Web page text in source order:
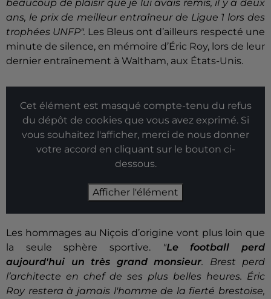
beaucoup de plaisir que je lui avais remis, il y a deux
ans, le prix de meilleur entraîneur de Ligue 1 lors des
trophées UNFP". Les Bleus ont d’ailleurs respecté une
minute de silence, en mémoire d’Éric Roy, lors de leur
dernier entraînement à Waltham, aux États-Unis.
Cet élément est masqué compte-tenu du refus
du dépôt de cookies que vous avez exprimé. Si
vous souhaitez l'afficher, merci de nous donner
votre accord en cliquant sur le bouton ci-
dessous.
Afficher l'élément
Les hommages au Niçois d’origine vont plus loin que
la seule sphère sportive.
"Le football perd
aujourd'hui un très grand monsieur. Brest perd
l’architecte en chef de ses plus belles heures. Éric
Roy restera à jamais l'homme de la fierté brestoise,